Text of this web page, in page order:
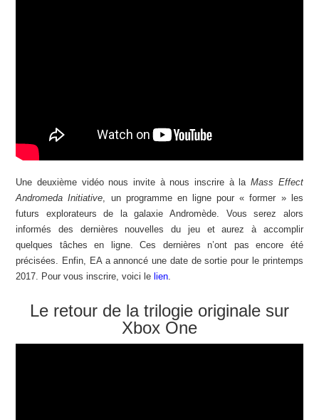
Une deuxième vidéo nous invite à nous inscrire à laMass Effect
Andromeda Initiative , un programme en ligne pour « former » les
futurs explorateurs de la galaxie Andromède. Vous serez alors
informés des dernières nouvelles du jeu et aurez à accomplir
quelques tâches en ligne. Ces dernières n’ont pas encore été
précisées. Enfin, EA a annoncé une date de sortie pour le printemps
2017. Pour vous inscrire, voici le lien
Le retour de la trilogie originale sur
Xbox One